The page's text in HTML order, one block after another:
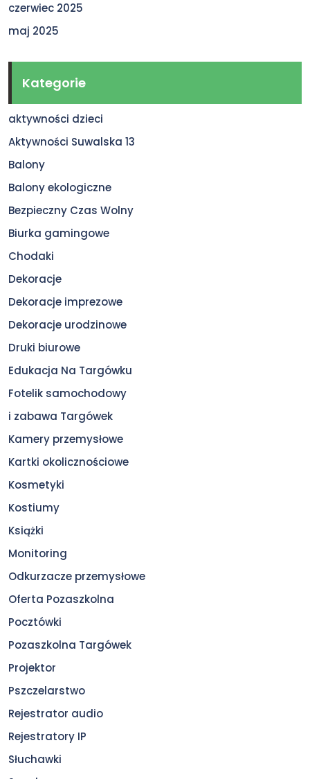
czerwiec 2025
maj 2025
Kategorie
aktywności dzieci
Aktywności Suwalska 13
Balony
Balony ekologiczne
Bezpieczny Czas Wolny
Biurka gamingowe
Chodaki
Dekoracje
Dekoracje imprezowe
Dekoracje urodzinowe
Druki biurowe
Edukacja Na Targówku
Fotelik samochodowy
i zabawa Targówek
Kamery przemysłowe
Kartki okolicznościowe
Kosmetyki
Kostiumy
Książki
Monitoring
Odkurzacze przemysłowe
Oferta Pozaszkolna
Pocztówki
Pozaszkolna Targówek
Projektor
Pszczelarstwo
Rejestrator audio
Rejestratory IP
Słuchawki